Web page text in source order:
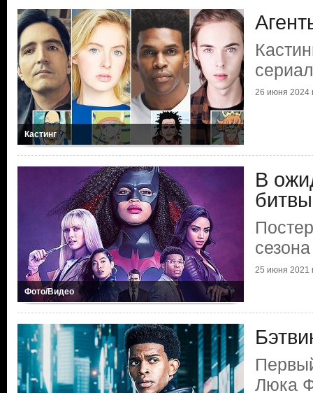
Кастинг
26 июня 2024
Фото/Видео
В
битвы
25 июня 2021
Люка